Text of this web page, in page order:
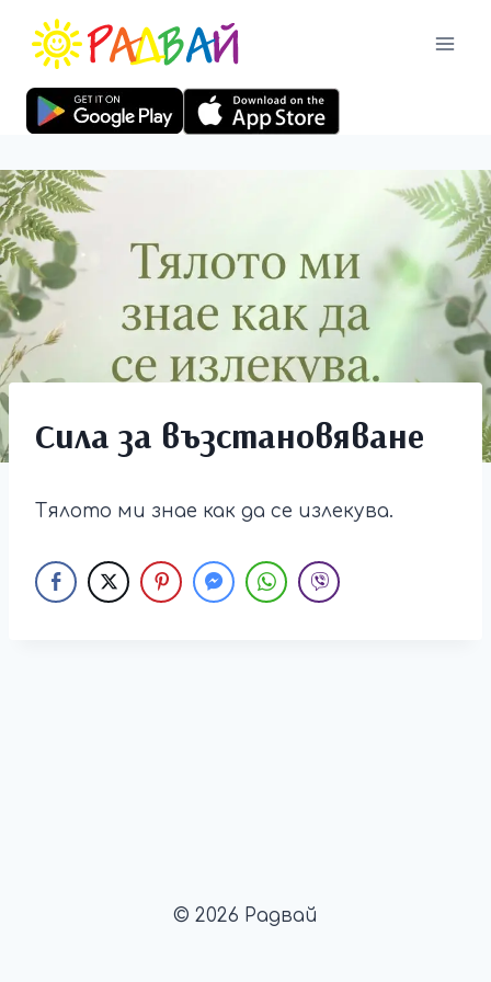
Сила за възстановяване
Тялото ми знае как да се излекува.
© 2026 Радвай